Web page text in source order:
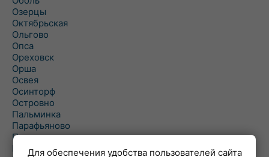
Озерцы
Октябрьская
Ольгово
Опса
Ореховск
Орша
Освея
Осинторф
Островно
Пальминка
Парафьяново
Плисса
ПовятьеДля обеспечения удобства пользователей сайта